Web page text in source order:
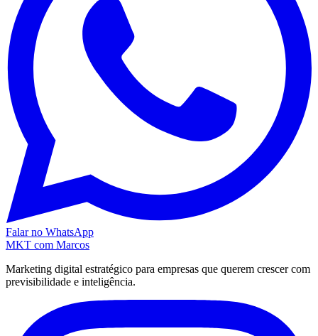
Falar no WhatsApp
MKT com Marcos
Marketing digital estratégico para empresas que querem crescer com
previsibilidade e inteligência.